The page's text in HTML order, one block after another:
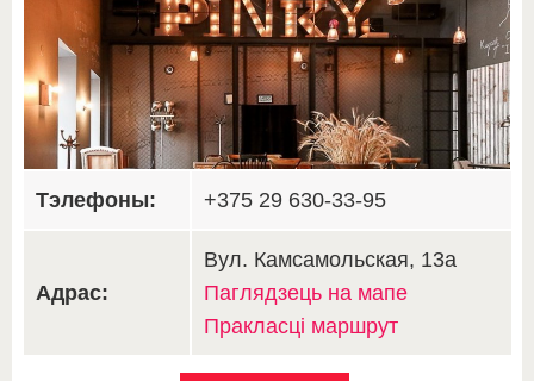
Тэлефоны: +375 29 630-33-95
Адрас:
Вул. Камсамольская, 13а
Паглядзець на мапе
Пракласці маршрут